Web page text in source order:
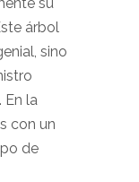
árbol
sino
En la
con un
de